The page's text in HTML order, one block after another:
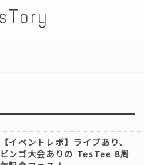
【イベントレポ】ライブあり、
ビンゴ大会ありの TesTee 8周